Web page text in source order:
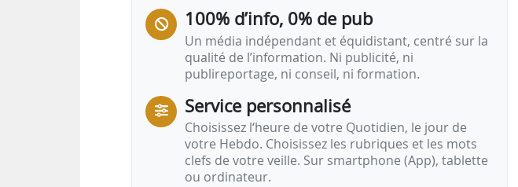
100% d’info, 0% de pub
Un média indépendant et équidistant, centré sur la
qualité de l’information. Ni publicité, ni
publireportage, ni conseil, ni formation.
Service personnalisé
Choisissez l‘heure de votre Quotidien, le jour de
votre Hebdo. Choisissez les rubriques et les mots
clefs de votre veille. Sur smartphone (App), tablette
ou ordinateur.